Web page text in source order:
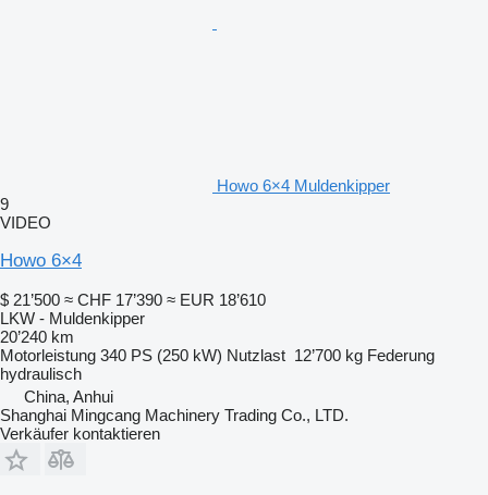
Howo 6×4 Muldenkipper
9
VIDEO
Howo 6×4
$ 21’500 ≈ CHF 17’390 ≈ EUR 18’610
LKW - Muldenkipper
20’240 km
Motorleistung 340 PS (250 kW) Nutzlast 12’700 kg Federung
hydraulisch
China, Anhui
Shanghai Mingcang Machinery Trading Co., LTD.
Verkäufer kontaktieren